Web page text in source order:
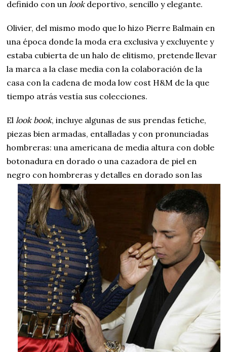
definido con un lookdeportivo, sencillo y elegante.
Olivier, del mismo modo que lo hizo Pierre Balmain en
una época donde la moda era exclusiva y excluyente y
estaba cubierta de un halo de elitismo, pretende llevar
la marca a la clase media con la colaboración de la
casa con la cadena de moda low cost H&M de la que
tiempo atrás vestía sus colecciones.
El look book, incluye algunas de sus prendas fetiche,
piezas bien armadas, entalladas y con pronunciadas
hombreras: una americana de media altura con doble
botonadura en dorado o una cazadora de piel en
negro con hombrerasy detalles en dorado son las